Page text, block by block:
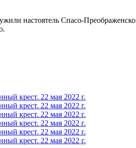
настоятель Спасо-